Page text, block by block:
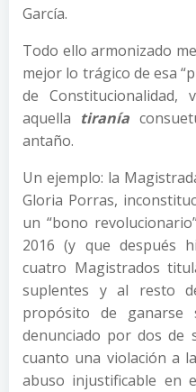
García.
Todo ello armonizado
mejor lo trágico de esa
de Constitucionalidad,
aquella tiranía
antaño.
Un ejemplo: la
Gloria Porras,
un “bono
2016 (y que después
cuatro Magistrados
suplentes y al resto
propósito de
denunciado por dos de
cuanto una violación a
abuso injustificable en